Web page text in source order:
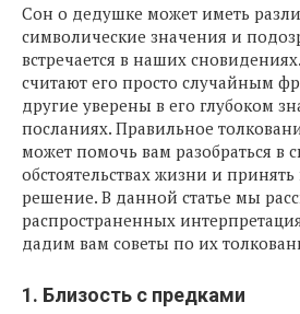
Сон о дедушке может иметь
символические значения и
встречается в наших
считают его просто случайным
другие уверены в его глубоком
посланиях. Правильное
может помочь вам разобраться в
обстоятельствах жизни и
решение. В данной статье мы
распространенных
дадим вам советы по их
1. Близость с предками